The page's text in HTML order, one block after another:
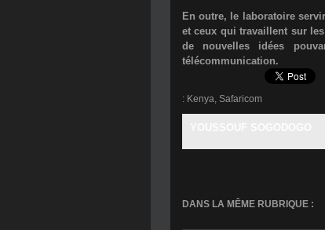
En outre, le laboratoire
et ceux qui travaillent sur
de nouvelles idées
télécommunication.
: Kenya Safaricom
DANS LA MÊME RUBRIQUE :